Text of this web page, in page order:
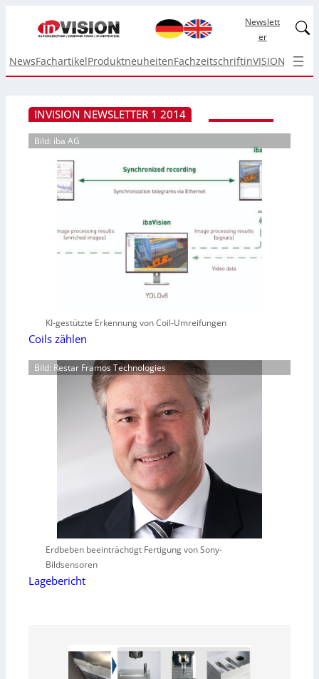
Newslett
er
NewsFachartikelProduktneuheitenFachzeitschriftinVISION Top
INVISION NEWSLETTER 1 2014
Bild: iba AG
KI-gestützte Erkennung von Coil-Umreifungen
Coils zählen
Bild: Restar Framos Technologies
Erdbeben beeinträchtigt Fertigung von Sony-
Bildsensoren
Lagebericht